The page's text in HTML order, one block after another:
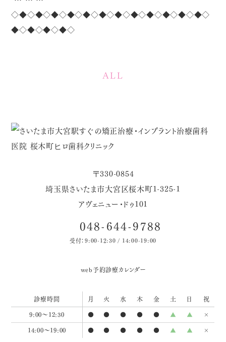
◇◆◇◆◇◆◇◆◇◆◇◆◇◆◇◆◇◆◇◆◇◆◇◆◇
◆◇◆◇◆◇◆◇
ALL
〒330-0854
埼玉県さいたま市大宮区桜木町1-325-1
アヴェニュー・ドゥ101
048-644-9788
受付：9:00-12:30 / 14:00-19:00
web予約診療カレンダー
診療時間 月 火 水 木 金 土 日
祝
9:00～12:30
● ● ● ● ● ▲ ▲
×
14:00～19:00
● ● ● ● ● ▲ ▲ ×